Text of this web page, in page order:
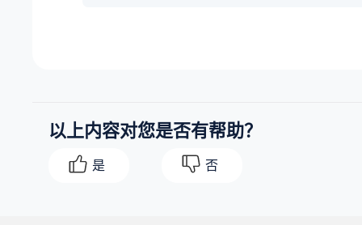
以上内容对您是否有帮助？
是 否